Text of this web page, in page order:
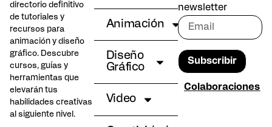
directorio definitivo
de tutoriales y
recursos para
animación y diseño
gráfico. Descubre
cursos, guías y
herramientas que
elevarán tus
habilidades creativas
al siguiente nivel.
Animación
Diseño
Gráfico
Video
newsletter
Subscribir
Colaboraciones